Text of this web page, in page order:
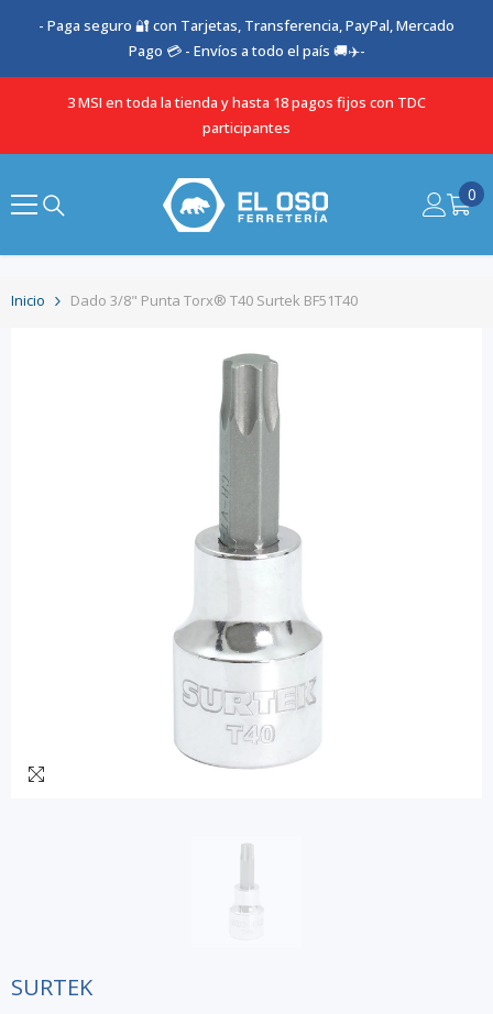
SALTAR AL CONTENIDO
- Paga seguro 🔐 con Tarjetas, Transferencia, PayPal, Mercado
Pago 💳 - Envíos a todo el país 🚚✈️-
3 MSI en toda la tienda y hasta 18 pagos fijos con TDC
participantes
0
0
Inicio Dado 3/8" Punta Torx® T40 Surtek BF51T40
SURTEK